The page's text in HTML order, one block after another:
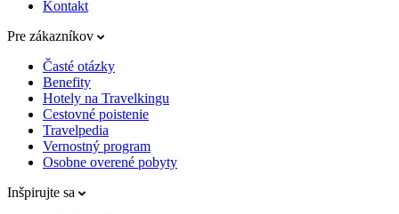
Kontakt
Pre zákazníkov
Časté otázky
Benefity
Hotely na Travelkingu
Cestovné poistenie
Travelpedia
Vernostný program
Osobne overené pobyty
Inšpirujte sa